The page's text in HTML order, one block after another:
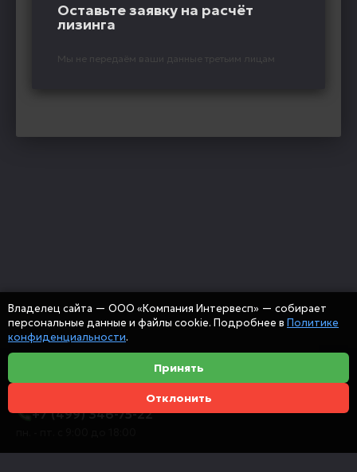
Оставьте заявку на расчёт
лизинга
Мы не передаём ваши данные третьим лицам
+7 (499) 346-75-22
Владелец сайта — ООО «Компания Интервесп» — собирает
персональные данные и файлы cookie. Подробнее в Политике
конфиденциальности.
Принять
Отклонить